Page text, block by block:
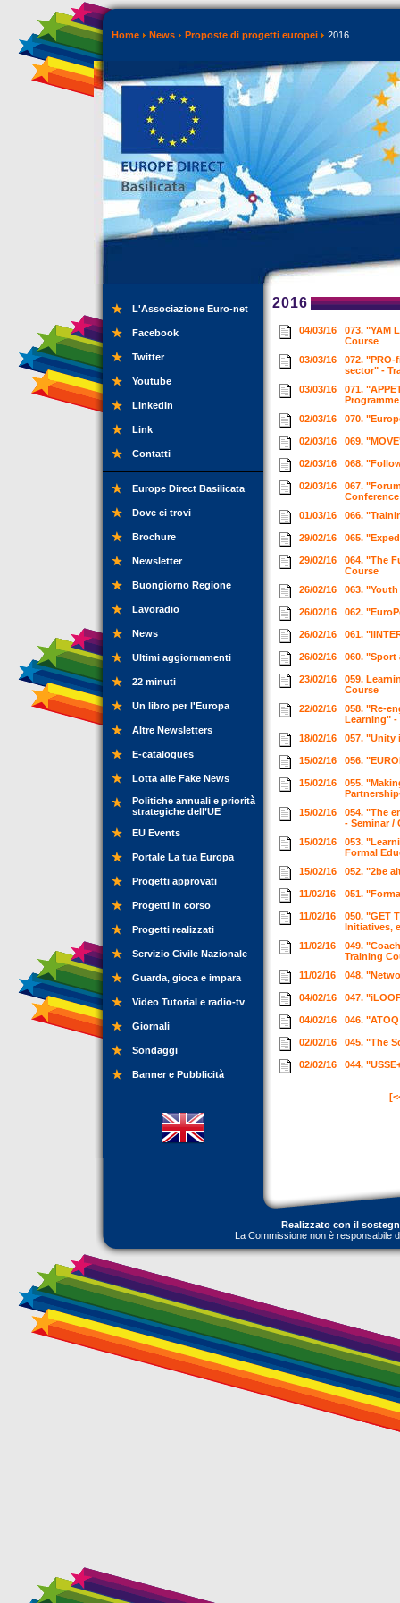
Home News Proposte di progetti europei 2016
L'Associazione Euro-net
Facebook
Twitter
Youtube
LinkedIn
Link
Contatti
Europe Direct Basilicata
Dove ci trovi
Brochure
Newsletter
Buongiorno Regione
Lavoradio
News
Ultimi aggiornamenti
22 minuti
Un libro per l'Europa
Altre Newsletters
E-catalogues
Lotta alle Fake News
Politiche annuali e priorità
strategiche dell’UE
EU Events
Portale La tua Europa
Progetti approvati
Progetti in corso
Progetti realizzati
Servizio Civile Nazionale
Guarda, gioca e impara
Video Tutorial e radio-tv
Giornali
Sondaggi
Banner e Pubblicità
2016
04/03/16
073. "YAM
Course
03/03/16
072.
sector" -
03/03/16
071.
02/03/16
070.
02/03/16 069.
02/03/16 068.
02/03/16
067.
01/03/16
066.
29/02/16 065.
29/02/16
064. "The
Course
26/02/16
063.
26/02/16 062.
26/02/16 061.
26/02/16 060.
23/02/16
059.
Course
22/02/16
058. "Re-
Learning" -
18/02/16
057. "Unity
15/02/16 056.
15/02/16
055.
15/02/16
054. "The
- Seminar /
15/02/16
053.
Formal
15/02/16
052. "2be
11/02/16 051.
11/02/16
050. "GET
Initiatives,
11/02/16
049.
Training
11/02/16
048.
04/02/16 047.
04/02/16 046.
02/02/16 045. "The
02/02/16 044.
Realizzato con il
La Commissione non è responsabile